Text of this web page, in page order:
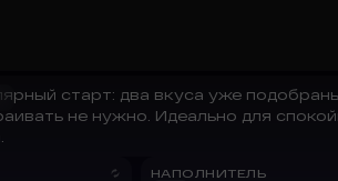
старт: два вкуса уже
не нужно. Идеально для
НАПОЛНИТЕЛЬ